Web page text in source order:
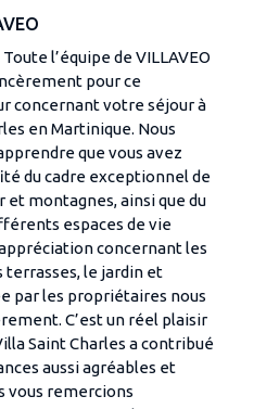
l’équipe de VILLAVEO
pour ce
concernant votre séjour à
en Martinique. Nous
que vous avez
du cadre exceptionnel de
et montagnes, ainsi que du
espaces de vie
concernant les
terrasses, le jardin et
par les propriétaires nous
C’est un réel plaisir
Saint Charles a contribué
aussi agréables et
vous remercions